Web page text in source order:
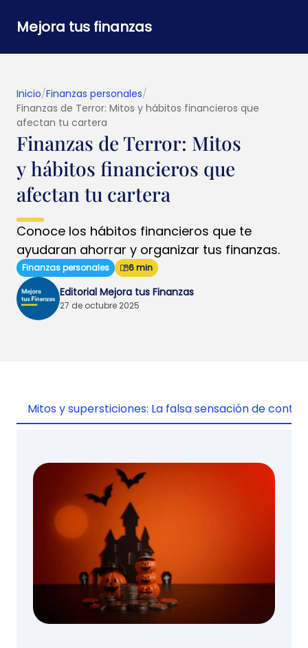
Mejora tus finanzas
Inicio/Finanzas personales/
Finanzas de Terror: Mitos y hábitos financieros que
afectan tu cartera
Finanzas de Terror: Mitos
y hábitos financieros que
afectan tu cartera
Conoce los hábitos financieros que te
ayudaran ahorrar y organizar tus finanzas.
Finanzas personales 6 min
Editorial Mejora tus Finanzas
27 de octubre 2025
Mitos y supersticiones: La falsa sensación de control